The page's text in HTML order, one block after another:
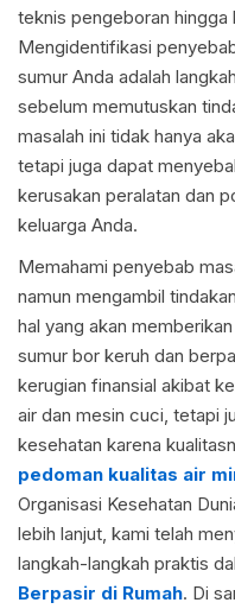
teknis pengeboran hingga
Mengidentifikasi
sumur Anda adalah
sebelum memutuskan
masalah ini tidak hanya
tetapi juga dapat
kerusakan peralatan dan
keluarga Anda.
Memahami penyebab
namun mengambil
hal yang akan
sumur bor keruh dan
kerugian finansial akibat
air dan mesin cuci, tetapi
kesehatan karena
pedoman kualitas air
Organisasi Kesehatan
lebih lanjut, kami telah
langkah-langkah praktis
Berpasir di Rumah. Di